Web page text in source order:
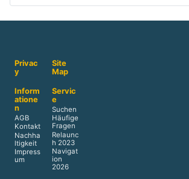
Privac
y
Site
Map
Inform
atione
n
AGB
Kontakt
Nachha
ltigkeit
Impress
um
Servic
e
Suchen
Häufige
Fragen
Relaunc
h 2023
Navigat
ion
2026